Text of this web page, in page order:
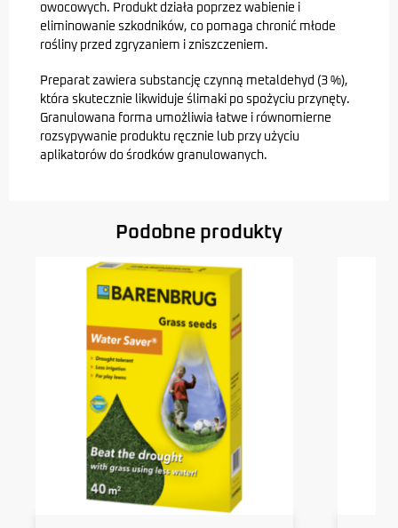
owocowych. Produkt działa poprzez wabienie i
eliminowanie szkodników, co pomaga chronić młode
rośliny przed zgryzaniem i zniszczeniem.
Preparat zawiera substancję czynną metaldehyd (3 %),
która skutecznie likwiduje ślimaki po spożyciu przynęty.
Granulowana forma umożliwia łatwe i równomierne
rozsypywanie produktu ręcznie lub przy użyciu
aplikatorów do środków granulowanych.
Podobne produkty